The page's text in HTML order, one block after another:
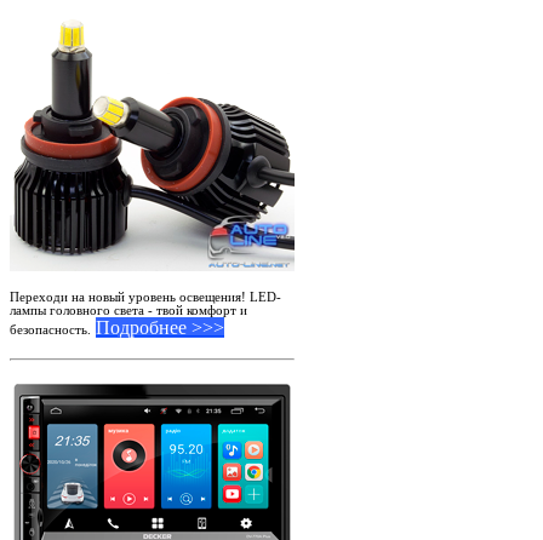
Переходи на новый уровень освещения! LED-
лампы головного света - твой комфорт и
безопасность.
Подробнее >>>